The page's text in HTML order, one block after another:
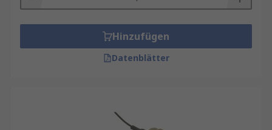
Hinzufügen
Datenblätter